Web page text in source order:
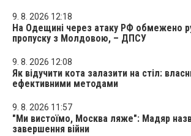
9. 8. 2026 12:18
На Одещині через атаку РФ обмежено
пропуску з Молдовою, – ДПСУ
9. 8. 2026 12:08
Як відучити кота залазити на стіл:
ефективними методами
9. 8. 2026 11:57
"Ми вистоїмо, Москва ляже": Мадяр
завершення війни